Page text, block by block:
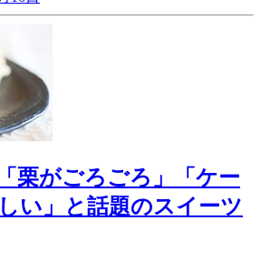
栗がごろごろ」「ケー
い」と話題のスイーツ